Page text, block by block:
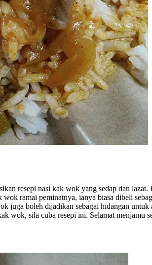
resepi nasi kak wok yang sedap dan lazat.
ramai peminatnya, ianya biasa dibeli
juga boleh dijadikan sebagai hidangan
wok, sila cuba resepi ini. Selamat menjamu